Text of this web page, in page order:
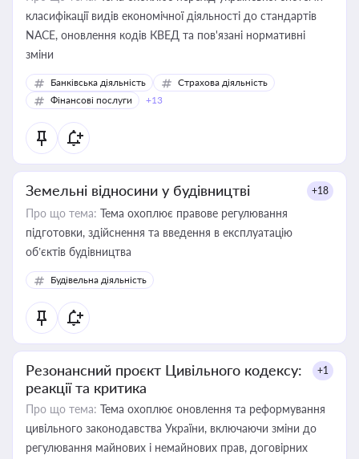
класифікації видів економічної діяльності до стандартів
NACE, оновлення кодів КВЕД та пов'язані нормативні
зміни
Банківська діяльність
Страхова діяльність
Фінансові послуги
+13
Земельні відносини у будівництві +18
Про що тема: Тема охоплює правове регулювання
підготовки, здійснення та введення в експлуатацію
об’єктів будівництва
Будівельна діяльність
Резонансний проєкт Цивільного кодексу:
реакції та критика
+1
Про що тема: Тема охоплює оновлення та реформування
цивільного законодавства України, включаючи зміни до
регулювання майнових і немайнових прав, договірних